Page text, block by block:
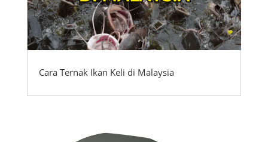
Cara Ternak Ikan Keli di Malaysia